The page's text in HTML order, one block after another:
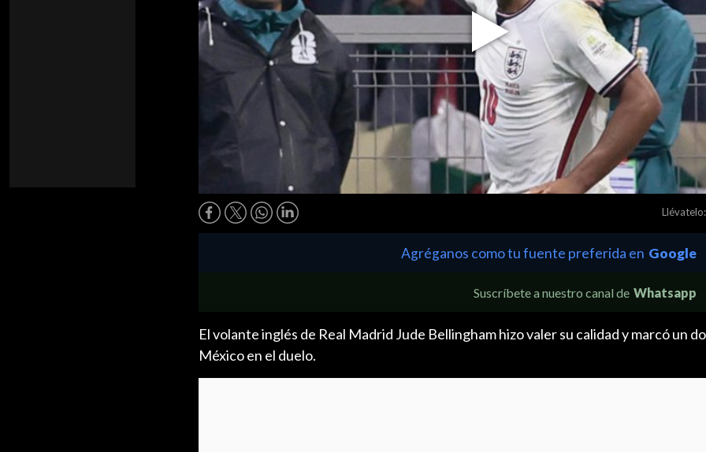
Play
Video
Llévatelo:
Agréganos como tu fuente preferida en Google
Suscríbete a nuestro canal de Whatsapp
El volante inglés de Real Madrid Jude Bellingham hizo valer su calidad y marcó un
México en el duelo.